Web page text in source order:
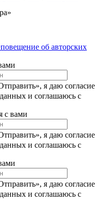
об авторских
я даю согласие
и соглашаюсь с
с вами
я даю согласие
и соглашаюсь с
я даю согласие
и соглашаюсь с